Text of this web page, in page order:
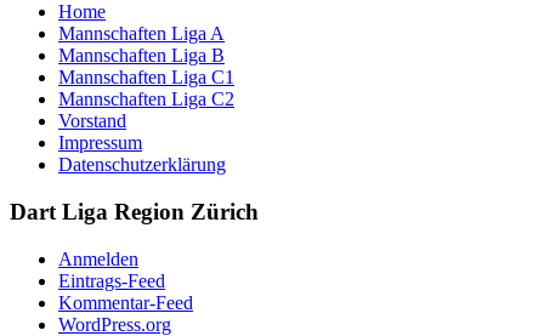
Home
Mannschaften Liga A
Mannschaften Liga B
Mannschaften Liga C1
Mannschaften Liga C2
Vorstand
Impressum
Datenschutzerklärung
Dart Liga Region Zürich
Anmelden
Eintrags-Feed
Kommentar-Feed
WordPress.org